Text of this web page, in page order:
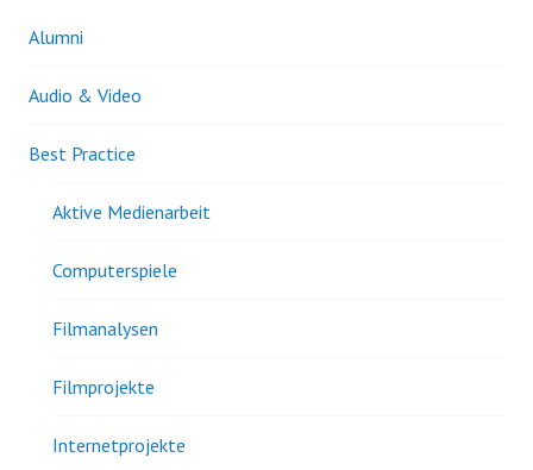
Alumni
Audio & Video
Best Practice
Aktive Medienarbeit
Computerspiele
Filmanalysen
Filmprojekte
Internetprojekte